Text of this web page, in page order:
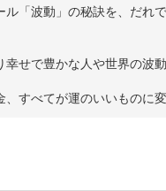
「波動」の秘訣を、だれ
せで豊かな人や世界の波動
すべてが運のいいものに変